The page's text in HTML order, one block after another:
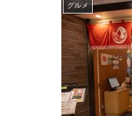
グルメ